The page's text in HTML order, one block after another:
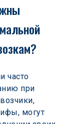
часто
при
могут